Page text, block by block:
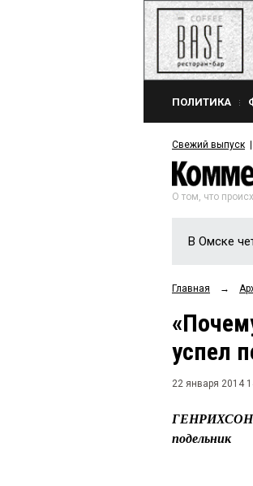
ПОЛИТИКА
Свежий выпуск
О том, что
В Омске
Главная →
успел
22 января 2014
ГЕНРИХСОН
подельник